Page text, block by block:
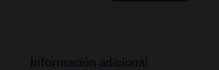
Información adicional